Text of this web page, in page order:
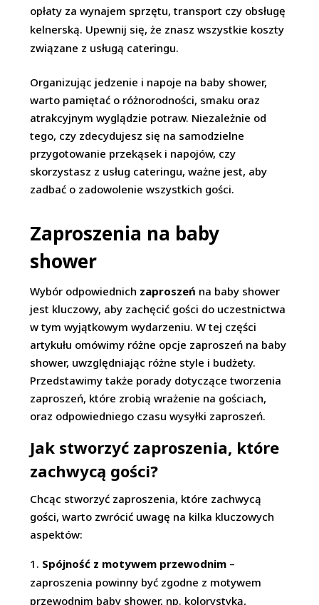
opłaty za wynajem sprzętu, transport czy obsługę
kelnerską. Upewnij się, że znasz wszystkie koszty
związane z usługą cateringu.
Organizując jedzenie i napoje na baby shower,
warto pamiętać o różnorodności, smaku oraz
atrakcyjnym wyglądzie potraw. Niezależnie od
tego, czy zdecydujesz się na samodzielne
przygotowanie przekąsek i napojów, czy
skorzystasz z usług cateringu, ważne jest, aby
zadbać o zadowolenie wszystkich gości.
Zaproszenia na baby
shower
Wybór odpowiednich zaproszeń na baby shower
jest kluczowy, aby zachęcić gości do uczestnictwa
w tym wyjątkowym wydarzeniu. W tej części
artykułu omówimy różne opcje zaproszeń na baby
shower, uwzględniając różne style i budżety.
Przedstawimy także porady dotyczące tworzenia
zaproszeń, które zrobią wrażenie na gościach,
oraz odpowiedniego czasu wysyłki zaproszeń.
Jak stworzyć zaproszenia, które
zachwycą gości?
Chcąc stworzyć zaproszenia, które zachwycą
gości, warto zwrócić uwagę na kilka kluczowych
aspektów:
Spójność z motywem przewodnim –
zaproszenia powinny być zgodne z motywem
przewodnim baby shower, np. kolorystyką,